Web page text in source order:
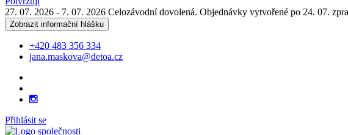
27. 07. 2026 - 7. 07. 2026 Celozávodní dovolená. Objednávky vytvořené po 24. 07.
Zobrazit informační hlášku
+420 483 356 334
jana.maskova@detoa.cz
Přihlásit se